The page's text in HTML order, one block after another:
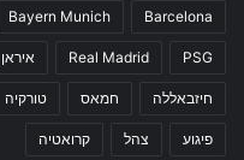
Barcelona
Bayern Munich
PSG
Real Madrid איראן
חיזבאללה חמאס טורקיה
פיגוע צהל קרואטיה